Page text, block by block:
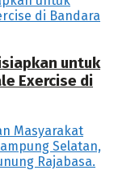
untuk
Exercise di